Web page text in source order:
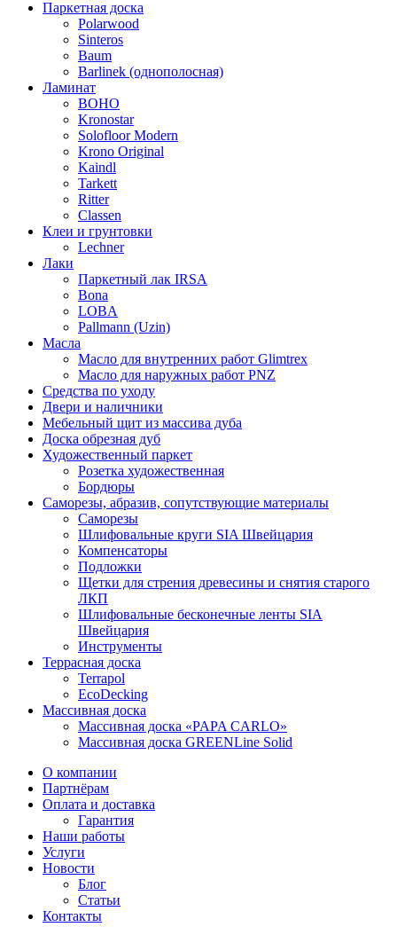
Паркетная доска
Polarwood
Sinteros
Baum
Barlinek (однополосная)
Ламинат
BOHO
Kronostar
Solofloor Modern
Krono Original
Kaindl
Tarkett
Ritter
Classen
Клеи и грунтовки
Lechner
Лаки
Паркетный лак IRSA
Bona
LOBA
Pallmann (Uzin)
Масла
Масло для внутренних работ Glimtrex
Масло для наружных работ PNZ
Средства по уходу
Двери и наличники
Мебельный щит из массива дуба
Доска обрезная дуб
Художественный паркет
Розетка художественная
Бордюры
Саморезы, абразив, сопутствующие материалы
Саморезы
Шлифовальные круги SIA Швейцария
Компенсаторы
Подложки
Щетки для стрения древесины и снятия старого
ЛКП
Шлифовальные бесконечные ленты SIA
Швейцария
Инструменты
Террасная доска
Terrapol
EcoDecking
Массивная доска
Массивная доска «PAPA CARLO»
Массивная доска GREENLine Solid
О компании
Партнёрам
Оплата и доставка
Гарантия
Наши работы
Услуги
Новости
Блог
Статьи
Контакты